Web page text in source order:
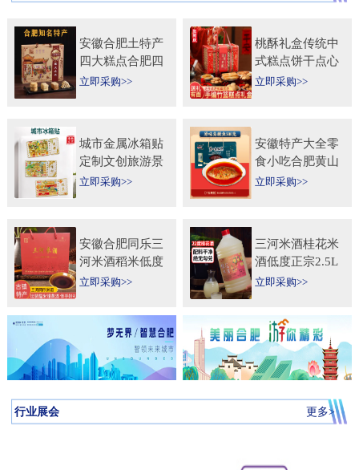
安徽合肥土特产
四大糕点合肥四
大名点礼盒零食
立即采购>>
桃酥礼盒传统中
式糕点饼干点心
特产食品伴手礼
立即采购>>
城市金属冰箱贴
定制文创旅游景
区纪念礼品定做
立即采购>>
安徽特产大全零
食小吃合肥黄山
烧饼糕点臭鳜鱼
立即采购>>
安徽合肥同乐三
河米酒稻米低度
甜黄酒坛装
送礼自饮
立即采购>>
三河米酒桂花米
酒低度正宗2.5L
桶纯手工安徽糯
立即采购>>
行业展会 更多>